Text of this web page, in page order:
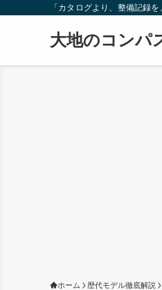
「カタログより、整備記録
大地のコンパ
ホーム 歴代モデル徹底解説